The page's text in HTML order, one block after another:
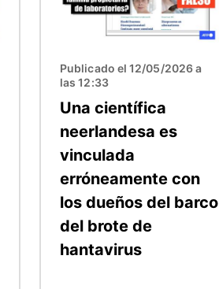
Publicado el 12/05/2026 a
las 12:33
Una científica
neerlandesa es
vinculada
erróneamente con
los dueños del barco
del brote de
hantavirus